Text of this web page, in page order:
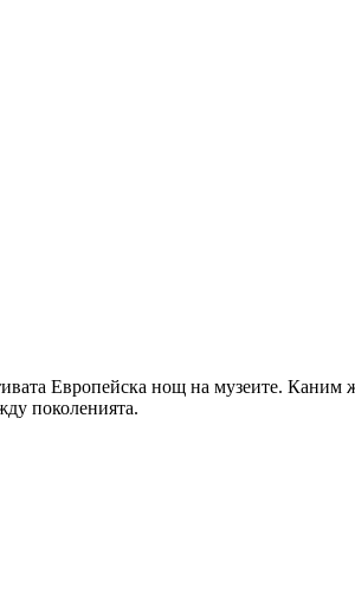
Европейска нощ на музеите. Каним
поколенията.